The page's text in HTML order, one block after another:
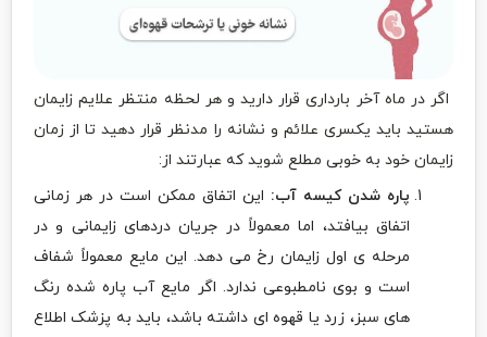
اگر در ماه آخر بارداری قرار دارید و هر لحظه منتظر علایم زایمان
هستید باید یکسری علائم و نشانه را مدنظر قرار دهید تا از زمان
زایمان خود به خوبی مطلع شوید که عبارتند از:
پاره شدن کیسه آب: این اتفاق ممکن است در هر زمانی
اتفاق بیافتد، اما معمولاً در جریان دردهای زایمانی و در
مرحله ی اول زایمان رخ می دهد. این مایع معمولاً شفاف
است و بوی نامطبوعی ندارد. اگر مایع آب پاره شده رنگ
های سبز، زرد یا قهوه ای داشته باشد، باید به پزشک اطلاع